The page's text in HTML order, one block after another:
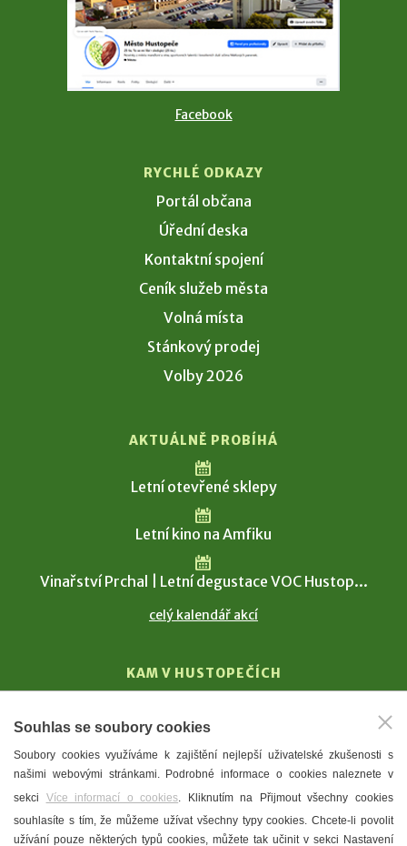
Facebook
RYCHLÉ ODKAZY
Portál občana
Úřední deska
Kontaktní spojení
Ceník služeb města
Volná místa
Stánkový prodej
Volby 2026
AKTUÁLNĚ PROBÍHÁ
Letní otevřené sklepy
Letní kino na Amfiku
Vinařství Prchal | Letní degustace VOC Hustop...
celý kalendář akcí
KAM V HUSTOPEČÍCH
T. G. Masaryk
Mandloně
Ubytování
Restaurace
Souhlas se soubory cookies
Soubory cookies využíváme k zajištění nejlepší uživatelské zkušenosti s
našimi webovými stránkami. Podrobné informace o cookies naleznete v
sekci Více informací o cookies. Kliknutím na Přijmout všechny cookies
souhlasíte s tím, že můžeme užívat všechny typy cookies. Chcete-li povolit
užívání pouze některých typů cookies, můžete tak učinit v sekci Nastavení